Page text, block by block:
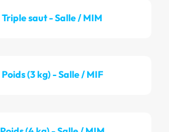
Triple saut - Salle / MIM
Poids (3 kg) - Salle / MIF